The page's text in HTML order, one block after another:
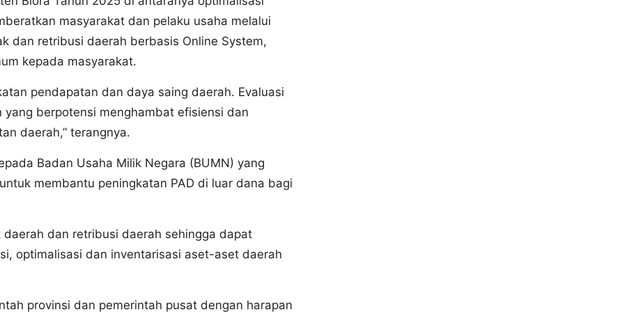
masyarakat dan pelaku usaha melalui
dan retribusi daerah berbasis Online System,
kepada masyarakat.
pendapatan dan daya saing daerah. Evaluasi
berpotensi menghambat efisiensi dan
daerah,” terangnya.
Badan Usaha Milik Negara (BUMN) yang
membantu peningkatan PAD di luar dana bagi
dan retribusi daerah sehingga dapat
optimalisasi dan inventarisasi aset-aset daerah
provinsi dan pemerintah pusat dengan harapan